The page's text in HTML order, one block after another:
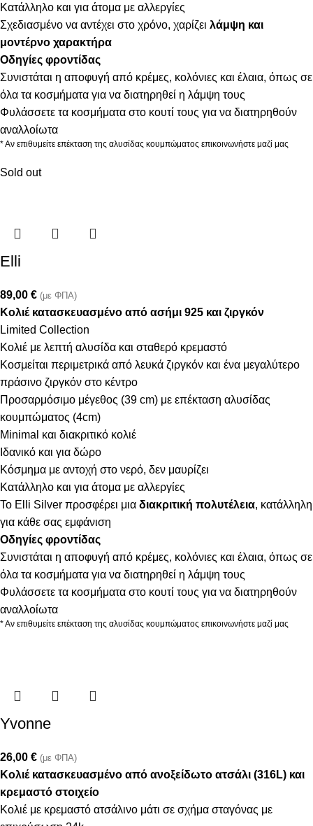
Κατάλληλο και για άτομα με αλλεργίες
Σχεδιασμένο να αντέχει στο χρόνο, χαρίζει λάμψη και
μοντέρνο χαρακτήρα
Οδηγίες φροντίδας
Συνιστάται η αποφυγή από κρέμες, κολόνιες και έλαια, όπως σε
όλα τα κοσμήματα για να διατηρηθεί η λάμψη τους
Φυλάσσετε τα κοσμήματα στο κουτί τους για να διατηρηθούν
αναλλοίωτα
* Αν επιθυμείτε επέκταση της αλυσίδας κουμπώματος επικοινωνήστε μαζί μας
Sold out
Elli
89,00 € (με ΦΠΑ)
Κολιέ κατασκευασμένο από ασήμι 925 και ζιργκόν
Limited Collection
Κολιέ με λεπτή αλυσίδα και σταθερό κρεμαστό
Κοσμείται περιμετρικά από λευκά ζιργκόν και ένα μεγαλύτερο
πράσινο ζιργκόν στο κέντρο
Προσαρμόσιμο μέγεθος (39 cm) με επέκταση αλυσίδας
κουμπώματος (4cm)
Minimal και διακριτικό κολιέ
Ιδανικό και για δώρο
Κόσμημα με αντοχή στο νερό, δεν μαυρίζει
Κατάλληλο και για άτομα με αλλεργίες
Το Elli Silver προσφέρει μια διακριτική πολυτέλεια, κατάλληλη
για κάθε σας εμφάνιση
Οδηγίες φροντίδας
Συνιστάται η αποφυγή από κρέμες, κολόνιες και έλαια, όπως σε
όλα τα κοσμήματα για να διατηρηθεί η λάμψη τους
Φυλάσσετε τα κοσμήματα στο κουτί τους για να διατηρηθούν
αναλλοίωτα
* Αν επιθυμείτε επέκταση της αλυσίδας κουμπώματος επικοινωνήστε μαζί μας
Yvonne
26,00 € (με ΦΠΑ)
Κολιέ κατασκευασμένο από ανοξείδωτο ατσάλι (316L) και
κρεμαστό στοιχείο
Κολιέ με κρεμαστό ατσάλινο μάτι σε σχήμα σταγόνας με